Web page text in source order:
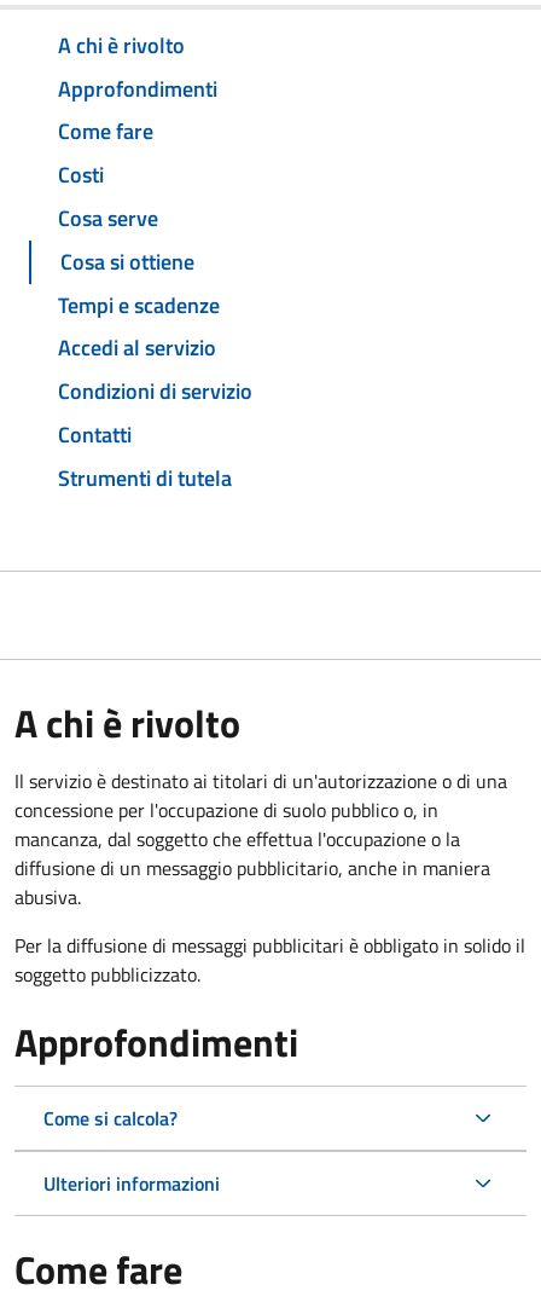
A chi è rivolto
Approfondimenti
Come fare
Costi
Cosa serve
Cosa si ottiene
Tempi e scadenze
Accedi al servizio
Condizioni di servizio
Contatti
Strumenti di tutela
A chi è rivolto
Il servizio è destinato ai titolari di un'autorizzazione o di una
concessione per l'occupazione di suolo pubblico o, in
mancanza, dal soggetto che effettua l'occupazione o la
diffusione di un messaggio pubblicitario, anche in maniera
abusiva.
Per la diffusione di messaggi pubblicitari è obbligato in solido il
soggetto pubblicizzato.
Approfondimenti
Come si calcola?
Ulteriori informazioni
Come fare